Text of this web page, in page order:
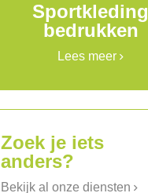
Sportkleding
bedrukken
Lees meer
Zoek je iets
anders?
Bekijk al onze diensten